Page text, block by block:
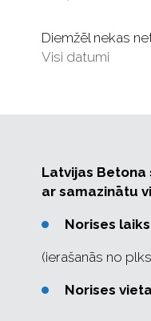
Diemžēl nekas
Visi datumi
Latvijas Betona
ar samazinātu
Norises laiks
(ierašanās no
Norises vieta